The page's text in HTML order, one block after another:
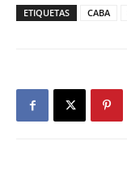
ETIQUETAS CABA